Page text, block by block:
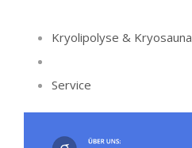
Kryolipolyse & Kryosauna
Service